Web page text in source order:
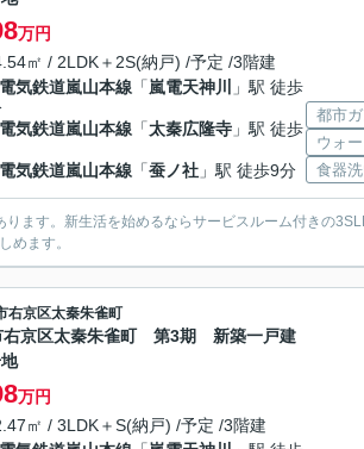
万円
㎡ / 2LDK＋2S(納戸) /予定 /3階建
気鉄道嵐山本線 「嵐電天神川
」駅 徒歩
気鉄道嵐山本線 「太秦広隆寺 」駅 徒歩
気鉄道嵐山本線 「蚕ノ社 」駅 徒歩9分
都市ガ
ウォ
食器
ます。新生活を始めるならサービスルーム付きの
めます。
右京区太秦朱雀町
右京区太秦朱雀町 第3期 新築一戸建
万円
㎡ / 3LDK＋S(納戸) /予定 /3階建